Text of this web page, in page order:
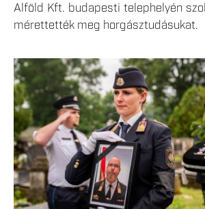
Alföld Kft. budapesti telephelyén
mérettették meg horgásztudásukat.